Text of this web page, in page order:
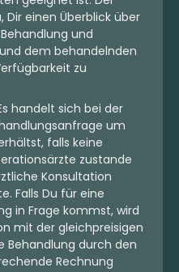
Dir einen Überblick über
und
dem behandelnden
zu
handelt sich bei der
um
falls keine
zustande
Konsultation
Falls Du für eine
in Frage kommst, wird
mit der gleichpreisigen
Behandlung durch den
Rechnung